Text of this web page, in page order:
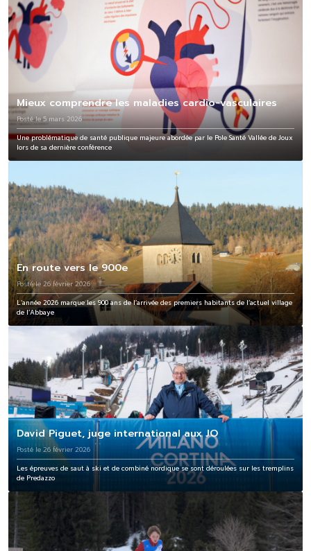
Mieux comprendre les maladies cardio-vasculaires
Posté le 5 mars 2026
Une problématique de santé publique majeure abordée par le Pole Santé Vallée de Joux
lors de sa dernière conférence
En route vers le 900e
Posté le 26 février 2026
L’année 2026 marque les 900 ans de l’arrivée des premiers habitants de l’actuel village
de l’Abbaye
David Piguet, juge international aux JO
Posté le 26 février 2026
Les épreuves de saut à ski et de combiné nordique se sont déroulées sur les tremplins
de Predazzo